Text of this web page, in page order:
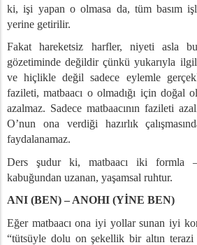
Anlamları
ki, işi yapan o olmasa da, tüm basım
yerine getirilir.
Fakat hareketsiz harfler, niyeti asla bu
gözetiminde değildir çünkü yukarıyla
ve hiçlikle değil sadece eylemle
fazileti, matbaacı o olmadığı için doğal
azalmaz. Sadece matbaacının fazileti
O’nun ona verdiği hazırlık
faydalanamaz.
Ders şudur ki, matbaacı iki
kabuğundan uzanan, yaşamsal ruhtur.
ANI (BEN) – ANOHI (YİNE BEN)
Eğer matbaacı ona iyi yollar sunan iyi
“tütsüyle dolu on şekellik bir altın